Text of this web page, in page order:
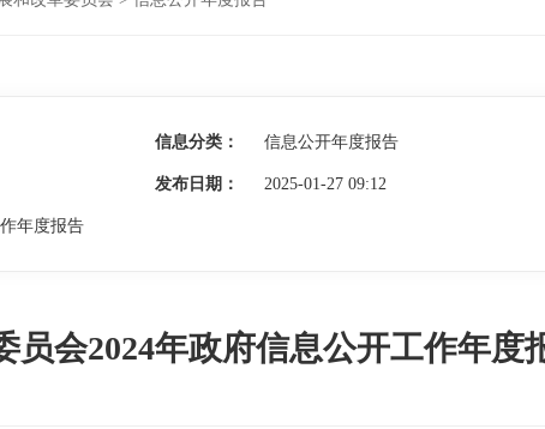
信息分类： 信息公开年度报告
发布日期： 2025-01-27 09:12
年度报告
员会2024年政府信息公开工作年度